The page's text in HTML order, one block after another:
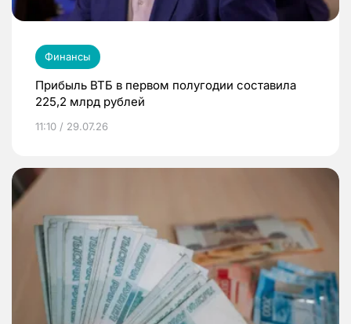
Финансы
Прибыль ВТБ в первом полугодии составила
225,2 млрд рублей
11:10 / 29.07.26